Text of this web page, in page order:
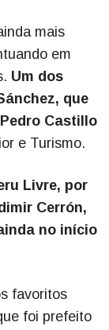
mais
em
Um dos
que
Castillo
e Turismo.
Livre, por
Cerrón,
no início
favoritos
foi prefeito